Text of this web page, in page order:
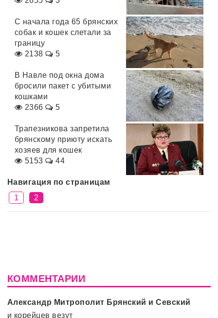
С начала года 65 брянских
собак и кошек слетали за
границу
2138
5
В Навле под окна дома
бросили пакет с убитыми
кошками
2366
5
Трапезникова запретила
брянскому приюту искать
хозяев для кошек
5153
44
Навигация по страницам
1
2
КОММЕНТАРИИ
Александр Митрополит Брянский и Севский
и корейцев везут